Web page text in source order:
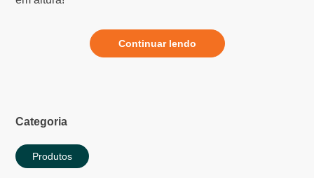
Categoria
Produtos
Continuar lendo